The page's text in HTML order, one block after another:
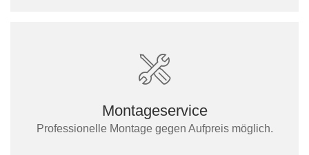
Montageservice
Professionelle Montage gegen Aufpreis möglich.